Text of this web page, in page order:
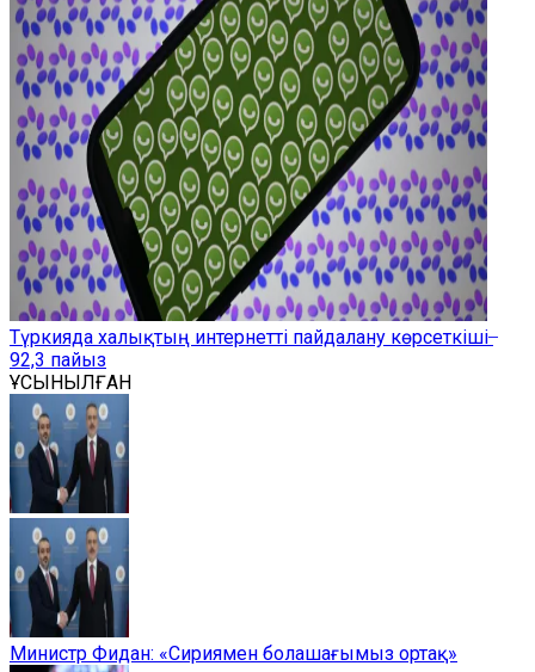
Түркияда халықтың интернетті пайдалану көрсеткіші ̶
92,3 пайыз
ҰСЫНЫЛҒАН
Министр Фидан: «Сириямен болашағымыз ортақ»